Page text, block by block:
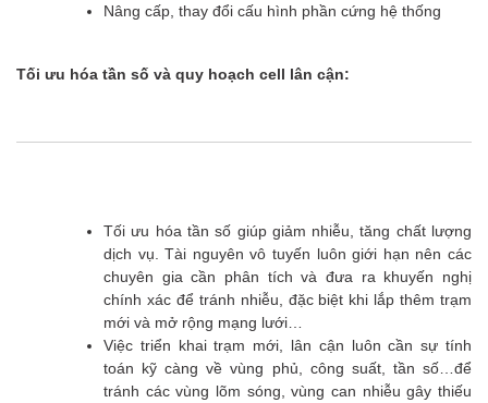
Nâng cấp, thay đổi cấu hình phần cứng hệ thống
Tối ưu hóa tần số và quy hoạch cell lân cận:
Tối ưu hóa tần số giúp giảm nhiễu, tăng chất lượng
dịch vụ. Tài nguyên vô tuyến luôn giới hạn nên các
chuyên gia cần phân tích và đưa ra khuyến nghị
chính xác để tránh nhiễu, đặc biệt khi lắp thêm trạm
mới và mở rộng mạng lưới…
Việc triển khai trạm mới, lân cận luôn cần sự tính
toán kỹ càng về vùng phủ, công suất, tần số…để
tránh các vùng lõm sóng, vùng can nhiễu gây thiếu